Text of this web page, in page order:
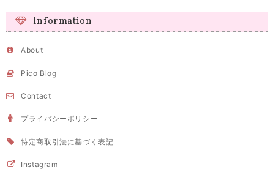
Information
About
Pico Blog
Contact
プライバシーポリシー
特定商取引法に基づく表記
Instagram